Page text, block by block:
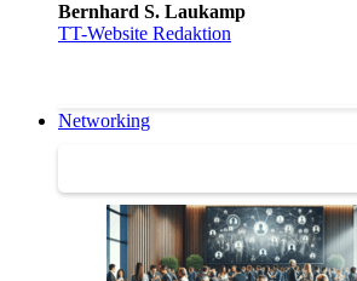
Bernhard S. Laukamp
TT-Website Redaktion
Networking